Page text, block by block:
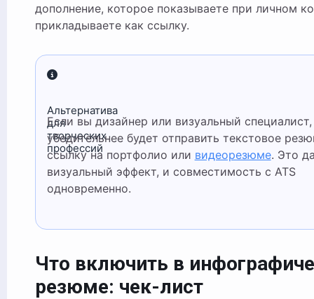
дополнение, которое показываете при личном
прикладываете как ссылку.
Альтернатива
для
творческих
профессий
Если вы дизайнер или визуальный специалист,
убедительнее будет отправить текстовое
ссылку на портфолио или видеорезюме. Это
визуальный эффект, и совместимость с ATS
одновременно.
Что включить в
резюме: чек-лист